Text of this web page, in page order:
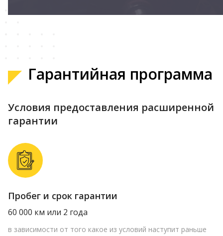
Гарантийная программа
Условия предоставления расширенной
гарантии
Пробег и срок гарантии
60 000 км или 2 года
в зависимости от того какое из условий наступит раньше